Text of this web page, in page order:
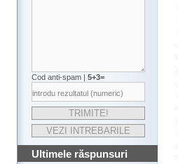
Cod anti-spam | 5+3=
Ultimele răspunsuri